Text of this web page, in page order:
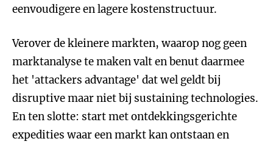
eenvoudigere en lagere kostenstructuur.
Verover de kleinere markten, waarop nog geen
marktanalyse te maken valt en benut daarmee
het 'attackers advantage' dat wel geldt bij
disruptive maar niet bij sustaining technologies.
En ten slotte: start met ontdekkingsgerichte
expedities waar een markt kan ontstaan en